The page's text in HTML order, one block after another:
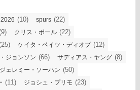
(10) spurs (22)
クリス・ポール (22)
ケイタ・ベイツ・ディオプ(12)
ジョンソン (66) サディアス・ヤング (8)
ジェレミー・ソーハン (50)
(11) ジョシュ・プリモ (23)